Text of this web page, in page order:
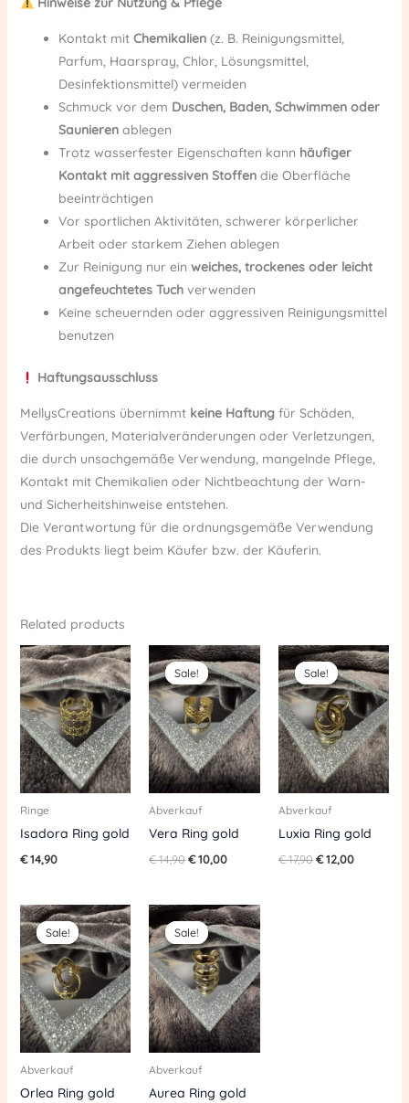
Kontakt mit Chemikalien(z. B. Reinigungsmittel,
Parfum, Haarspray, Chlor, Lösungsmittel,
Desinfektionsmittel) vermeiden
Schmuck vor dem Duschen, Baden, Schwimmen oder
Saunierenablegen
Trotz wasserfester Eigenschaften kann häufiger
Kontakt mit aggressiven Stoffendie Oberfläche
beeinträchtigen
Vor sportlichen Aktivitäten, schwerer körperlicher
Arbeit oder starkem Ziehen ablegen
Zur Reinigung nur ein weiches, trockenes oder leicht
angefeuchtetes Tuchverwenden
Keine scheuernden oder aggressiven Reinigungsmittel
benutzen
Haftungsausschluss
MellysCreations übernimmt keine Haftungfür Schäden,
Verfärbungen, Materialveränderungen oder Verletzungen,
die durch unsachgemäße Verwendung, mangelnde Pflege,
Kontakt mit Chemikalien oder Nichtbeachtung der Warn-
und Sicherheitshinweise entstehen.
Die Verantwortung für die ordnungsgemäße Verwendung
des Produkts liegt beim Käufer bzw. der Käuferin.
Related products
Ringe
Isadora Ring gold
€14,90
Sale!
Sale!
Abverkauf
Vera Ring gold
€14,90
Original
price
was:
€ 14,90.
€10,00
Current
price
is:
€ 10,00.
Sale!
Sale!
Abverkauf
Luxia Ring gold
€17,90
Original
price
was:
€ 17,90.
€12,00
Current
price
is:
€ 12,00.
Sale!
Sale!
Abverkauf
Orlea Ring gold
Original
price
was:
€ 14,90.
Current
price
is:
€ 10,00.
Sale!
Sale!
Abverkauf
Aurea Ring gold
Original
price
was:
€ 17,90.
Current
price
is:
€ 14,00.